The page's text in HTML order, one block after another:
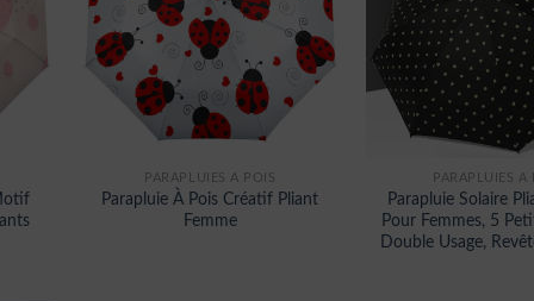
PARAPLUIES À POIS
Parapluie À Pois Créatif Pliant
Femme
PARAPLUIES À
Parapluie Solaire
Pour Femmes, 5
Double Usage,